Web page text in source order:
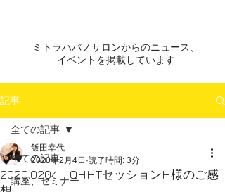
ミトラハバノサロンからのニュース、
イベントを掲載しています​
記事
全ての記事
講座、セミナー
全ての記事
2020.0204 QHHTセッションH様のご感
飯田幸代
2020年2月4日 読了時間: 3分